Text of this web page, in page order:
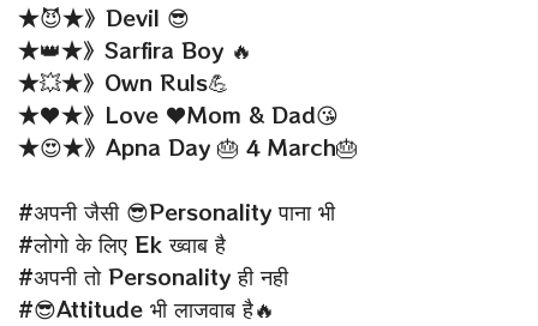
★😈★》Devil 😎
★👑★》Sarfira Boy 🔥
★💥★》Own Ruls💪
★♥★》Love ♥Mom & Dad😘
★😍★》Apna Day 🎂 4 March🎂
#अपनी जैसी 😎Personality पाना भी
#लोगो के लिए Ek ख्वाब है
#अपनी तो Personality ही नही
#😎Attitude भी लाजवाब है🔥